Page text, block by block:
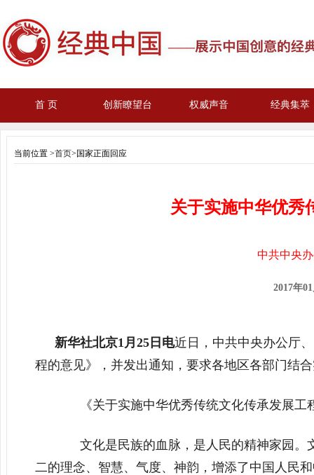
首 页 创新瞭望台 权威声音 经典集萃
当前位置 >首页>国家正面回应
关于实施中华优秀
中共中央
2017年
新华社北京1月25日电近日，中共中央办公厅
程的意见》，并发出通知，要求各地区各部门结
《关于实施中华优秀传统文化传承发展工
文化是民族的血脉，是人民的精神家园。
二的理念、智慧、气度、神韵，增添了中国人民